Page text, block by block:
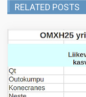
RELATED POSTS